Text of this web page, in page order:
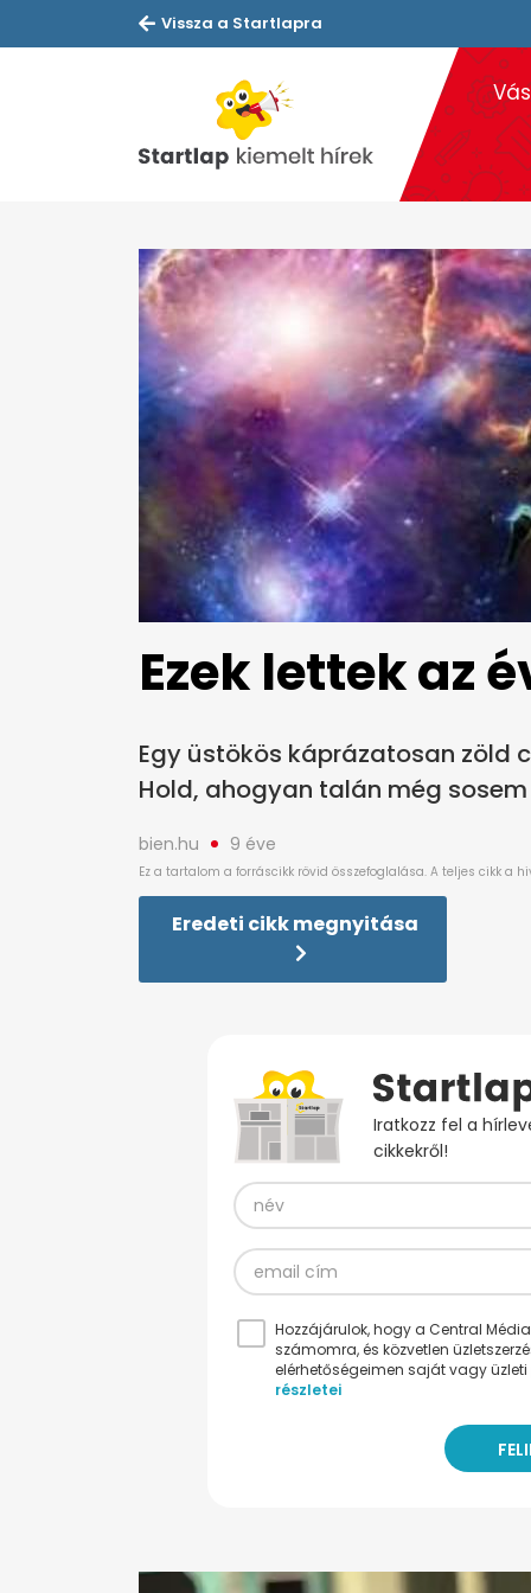
Vissza a Startlapra
Ezek lettek az
Egy üstökös káprázatosan zöld
Hold, ahogyan talán még
bien.hu 9 éve
Eredeti cikk megnyitása
Iratkozz fel a
cikkekről!
Hozzájárulok, hogy a Central
számomra, és közvetlen
elérhetőségeimen saját vagy
részletei